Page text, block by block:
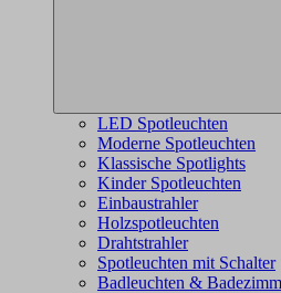
LED Spotleuchten
Moderne Spotleuchten
Klassische Spotlights
Kinder Spotleuchten
Einbaustrahler
Holzspotleuchten
Drahtstrahler
Spotleuchten mit Schalter
Badleuchten &